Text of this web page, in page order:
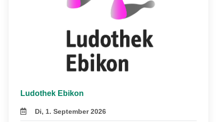
Ludothek Ebikon
Di, 1. September 2026